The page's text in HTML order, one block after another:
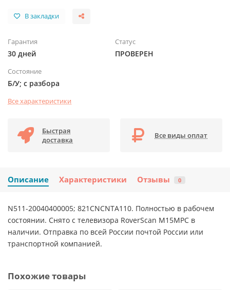
В закладки
Гарантия
30 дней
Статус
ПРОВЕРЕН
Состояние
Б/У; с разбора
Все характеристики
Быстрая
доставка
Все виды оплат
Описание Характеристики Отзывы 0
N511-20040400005; 821CNCNTA110. Полностью в рабочем
состоянии. Снято с телевизора RoverScan M15MPC в
наличии. Отправка по всей России почтой России или
транспортной компанией.
Похожие товары